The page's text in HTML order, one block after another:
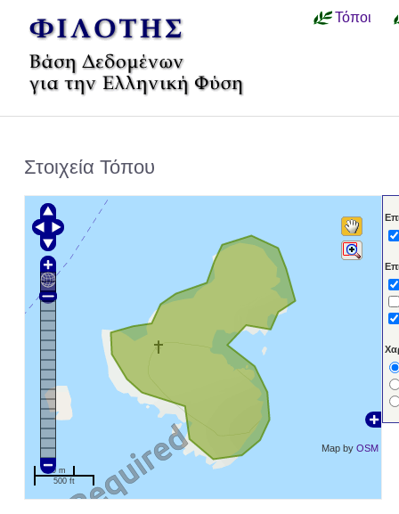
Τόποι
Στοιχεία Τόπου
Map byOSM
100 m
500 ft